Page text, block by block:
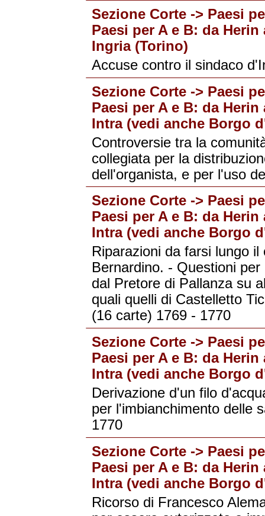
Sezione Corte -> Paesi
Paesi per A e B: da
Ingria (Torino)
Accuse contro il sindaco
Sezione Corte -> Paesi
Paesi per A e B: da
Intra (vedi anche Borgo
Controversie tra la
collegiata per la
dell'organista, e per l'uso
Sezione Corte -> Paesi
Paesi per A e B: da
Intra (vedi anche Borgo
Riparazioni da farsi lungo
Bernardino. - Questioni
dal Pretore di Pallanza su
quali quelli di Castelletto
(16 carte) 1769 - 1770
Sezione Corte -> Paesi
Paesi per A e B: da
Intra (vedi anche Borgo
Derivazione d'un filo
per l'imbianchimento delle
1770
Sezione Corte -> Paesi
Paesi per A e B: da
Intra (vedi anche Borgo
Ricorso di Francesco